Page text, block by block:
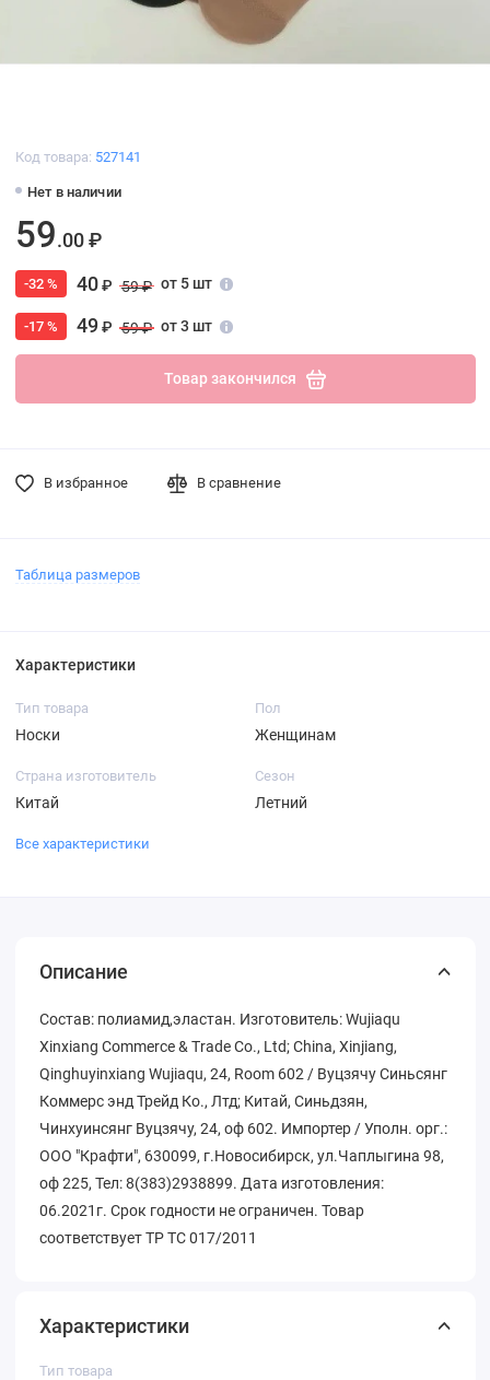
Код товара: 527141
Нет в наличии
59.00 ₽
-32 % 40₽ 59 ₽ от 5 шт
-17 % 49₽ 59 ₽ от 3 шт
Товар закончился
В избранное В сравнение
Таблица размеров
Характеристики
Тип товара
Носки
Пол
Женщинам
Страна изготовитель
Китай
Сезон
Летний
Все характеристики
Описание
Состав: полиамид,эластан. Изготовитель: Wujiaqu
Xinxiang Commerce & Trade Co., Ltd; China, Xinjiang,
Qinghuyinxiang Wujiaqu, 24, Room 602 / Вуцзячу Синьсянг
Коммерс энд Трейд Ко., Лтд; Китай, Синьдзян,
Чинхуинсянг Вуцзячу, 24, оф 602. Импортер / Уполн. орг.:
ООО "Крафти", 630099, г.Новосибирск, ул.Чаплыгина 98,
оф 225, Тел: 8(383)2938899. Дата изготовления:
06.2021г. Срок годности не ограничен. Товар
соответствует ТР ТС 017/2011
Характеристики
Тип товара